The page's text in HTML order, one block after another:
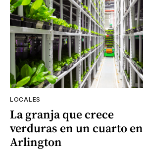
LOCALES
La granja que crece
verduras en un cuarto en
Arlington